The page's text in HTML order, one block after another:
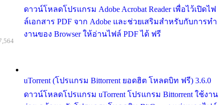
ดาวน์โหลดโปรแกรม Adobe Acrobat Reader เพื่อไว้เปิดไฟ
ล์เอกสาร PDF จาก Adobe และช่วยเสริมสำหรับกับการทำ
งานของ Browser ให้อ่านไฟล์ PDF ได้ ฟรี
uTorrent (โปรแกรม Bittorrent ยอดฮิต โหลดบิท ฟรี) 3.6.0
ดาวน์โหลดโปรแกรม uTorrent โปรแกรม Bittorrent ใช้งาน